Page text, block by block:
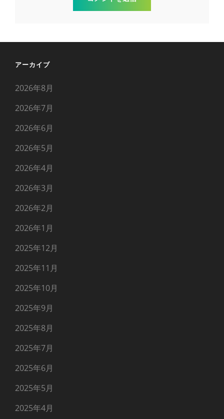
アーカイブ
2026年8月
2026年7月
2026年6月
2026年5月
2026年4月
2026年3月
2026年2月
2026年1月
2025年12月
2025年11月
2025年10月
2025年9月
2025年8月
2025年7月
2025年6月
2025年5月
2025年4月